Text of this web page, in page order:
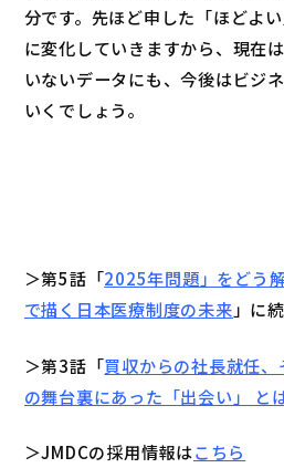
分です。先ほど申した「ほどよ
に変化していきますから、現在
いないデータにも、今後はビジ
いくでしょう。
＞第5話「2025年問題」をどう
で描く日本医療制度の未来 」に
＞第3話「買収からの社長就任
の舞台裏にあった「出会い」 と
＞JMDCの採用情報はこちら